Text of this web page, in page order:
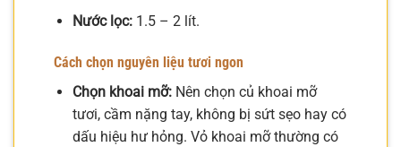
Nước lọc:1.5 – 2 lít.
Cách chọn nguyên liệu tươi ngon
Chọn khoai mỡ:Nên chọn củ khoai mỡ
tươi, cầm nặng tay, không bị sứt sẹo hay có
dấu hiệu hư hỏng. Vỏ khoai mỡ thường có